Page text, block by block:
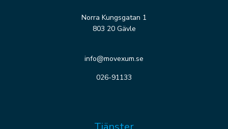
Norra Kungsgatan 1
803 20 Gävle
info@movexum.se
026-91133